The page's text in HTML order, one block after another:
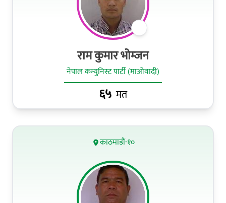
राम कुमार भोम्‍जन
नेपाल कम्युनिस्ट पार्टी (माओवादी)
६५ मत
काठमाडौं-१०